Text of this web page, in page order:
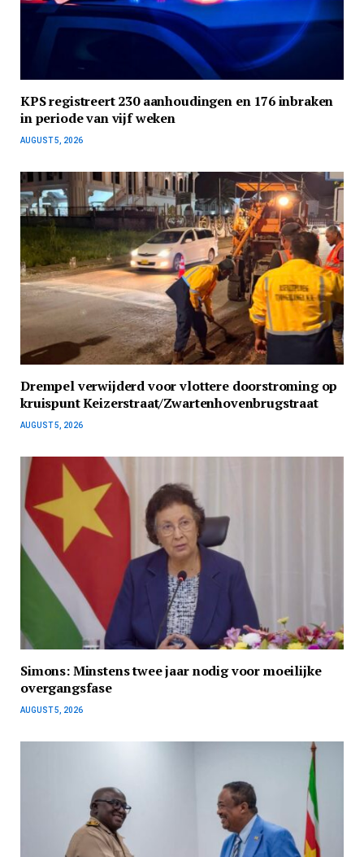
KPS registreert 230 aanhoudingen en 176 inbraken
in periode van vijf weken
AUGUST 5, 2026
Drempel verwijderd voor vlottere doorstroming op
kruispunt Keizerstraat/Zwartenhovenbrugstraat
AUGUST 5, 2026
Simons: Minstens twee jaar nodig voor moeilijke
overgangsfase
AUGUST 5, 2026